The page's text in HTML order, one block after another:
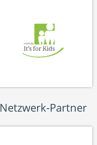
Netzwerk-Partner